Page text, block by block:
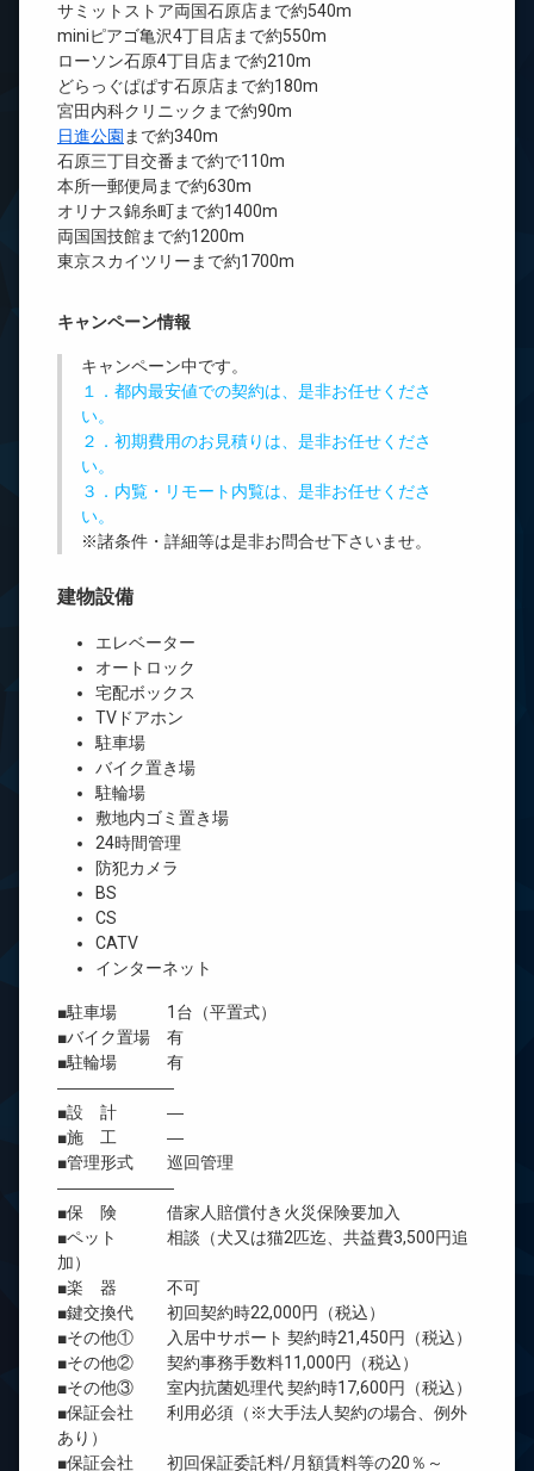
サミットストア両国石原店まで約540m
miniピアゴ亀沢4丁目店まで約550m
ローソン石原4丁目店まで約210m
どらっぐぱぱす石原店まで約180m
宮田内科クリニックまで約90m
日進公園 まで約340m
石原三丁目交番まで約で110m
本所一郵便局まで約630m
オリナス錦糸町まで約1400m
両国国技館まで約1200m
東京スカイツリーまで約1700m
キャンペーン情報
キャンペーン中です。
１．都内最安値での契約は、是非お任せくださ
い。
２．初期費用のお見積りは、是非お任せくださ
い。
３．内覧・リモート内覧は、是非お任せくださ
い。
※諸条件・詳細等は是非お問合せ下さいませ。
建物設備
エレベーター
オートロック
宅配ボックス
TVドアホン
駐車場
バイク置き場
駐輪場
敷地内ゴミ置き場
24時間管理
防犯カメラ
BS
CS
CATV
インターネット
■駐車場 1台（平置式）
■バイク置場 有
■駐輪場 有
―――――――
■設 計 ―
■施 工 ―
■管理形式 巡回管理
―――――――
■保 険 借家人賠償付き火災保険要加入
■ペット 相談（犬又は猫2匹迄、共益費3,500円追
加）
■楽 器 不可
■鍵交換代 初回契約時22,000円（税込）
■その他① 入居中サポート 契約時21,450円（税込）
■その他② 契約事務手数料11,000円（税込）
■その他③ 室内抗菌処理代 契約時17,600円（税込）
■保証会社 利用必須（※大手法人契約の場合、例外
あり）
■保証会社 初回保証委託料/月額賃料等の20％～